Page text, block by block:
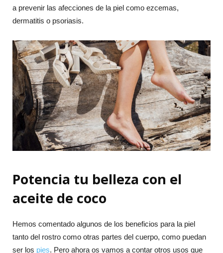
a prevenir las afecciones de la piel como ezcemas,
dermatitis o psoriasis.
Potencia tu belleza con el
aceite de coco
Hemos comentado algunos de los beneficios para la piel
tanto del rostro como otras partes del cuerpo, como puedan
ser los pies. Pero ahora os vamos a contar otros usos que